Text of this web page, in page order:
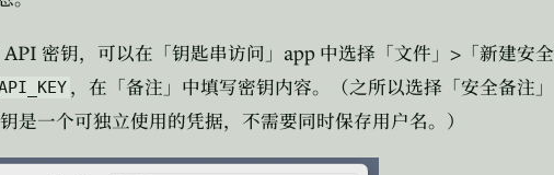
API 密钥，可以在「钥匙串访问」 app 中选择「文件」 > 「新建安全
，在「备注」中填写密钥内容。（之所以选择「安全备注」
是一个可独立使用的凭据，不需要同时保存用户名。）